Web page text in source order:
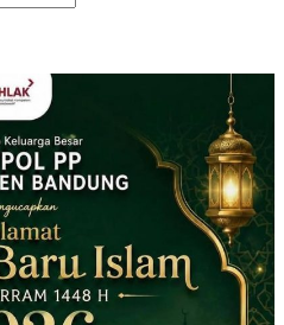
di Jabar, 413 Pelaku
Disita
di Threads, Dua Pria